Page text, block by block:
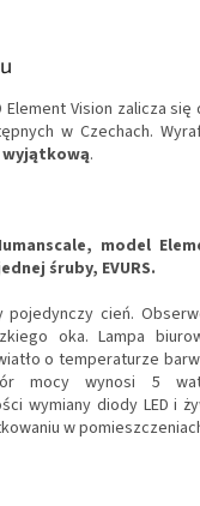
Element Vision zalicza
w Czechach.
wyjątkową.
model
śruby, EVURS.
pojedynczy cień.
oka. Lampa
o temperaturze
mocy wynosi 5
wymiany diody LED i
w